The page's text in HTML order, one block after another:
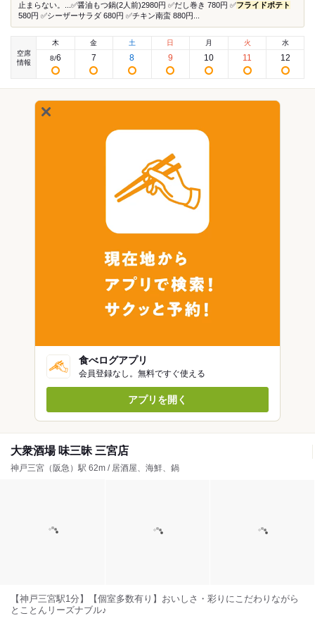
止まらない。...✅醤油もつ鍋(2人前)2980円 ✅だし巻き 780円 ✅フライドポテト
580円 ✅シーザーサラダ 680円 ✅チキン南蛮 880円...
空席
情報
木
8/6
金
7
土
8
日
9
月
10
火
11
水
12
食べログアプリ
会員登録なし。無料ですぐ使える
アプリを開く
大衆酒場 味三昧 三宮店
神戸三宮（阪急）駅 62m / 居酒屋、海鮮、鍋
【神戸三宮駅1分】【個室多数有り】おいしさ・彩りにこだわりながら
とことんリーズナブル♪